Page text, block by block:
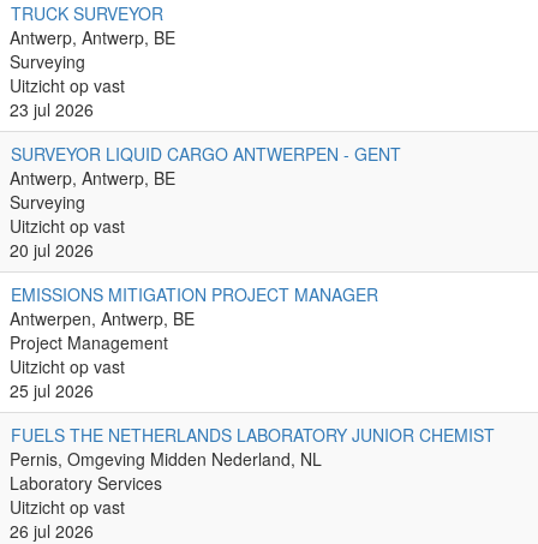
TRUCK SURVEYOR
Antwerp, Antwerp, BE
Surveying
Uitzicht op vast
23 jul 2026
SURVEYOR LIQUID CARGO ANTWERPEN - GENT
Antwerp, Antwerp, BE
Surveying
Uitzicht op vast
20 jul 2026
EMISSIONS MITIGATION PROJECT MANAGER
Antwerpen, Antwerp, BE
Project Management
Uitzicht op vast
25 jul 2026
FUELS THE NETHERLANDS LABORATORY JUNIOR CHEMIST
Pernis, Omgeving Midden Nederland, NL
Laboratory Services
Uitzicht op vast
26 jul 2026